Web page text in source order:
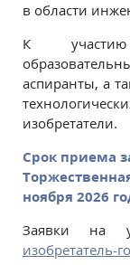
в области
К участию
аспиранты, а
изобретатели.
Срок приема
ноября 2026
Заявки на
изобретатель-